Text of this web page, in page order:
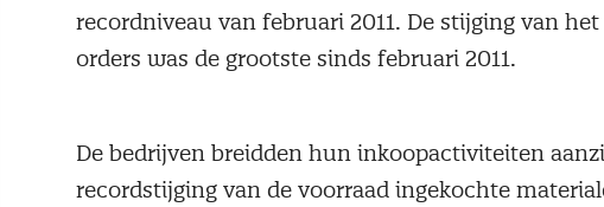
recordniveau van februari 2011. De stijging van
orders was de grootste sinds februari 2011.
De bedrijven breidden hun inkoopactiviteiten
recordstijging van de voorraad ingekochte